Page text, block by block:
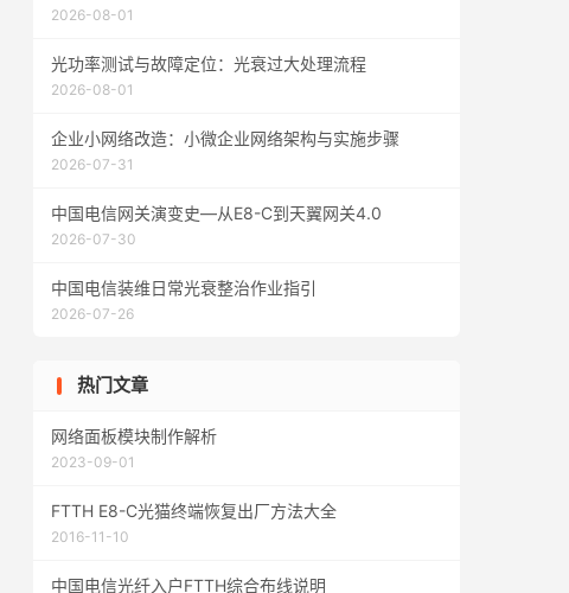
2026-08-01
光功率测试与故障定位：光衰过大处理流程
2026-08-01
企业小网络改造：小微企业网络架构与实施步骤
2026-07-31
中国电信网关演变史—从E8-C到天翼网关4.0
2026-07-30
中国电信装维日常光衰整治作业指引
2026-07-26
热门文章
网络面板模块制作解析
2023-09-01
FTTH E8-C光猫终端恢复出厂方法大全
2016-11-10
中国电信光纤入户FTTH综合布线说明